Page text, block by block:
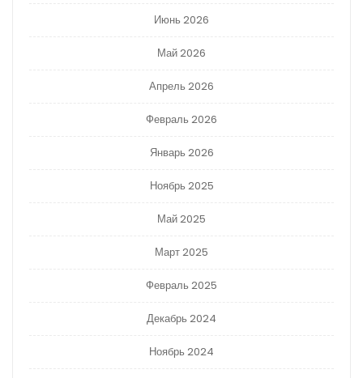
Июнь 2026
Май 2026
Апрель 2026
Февраль 2026
Январь 2026
Ноябрь 2025
Май 2025
Март 2025
Февраль 2025
Декабрь 2024
Ноябрь 2024